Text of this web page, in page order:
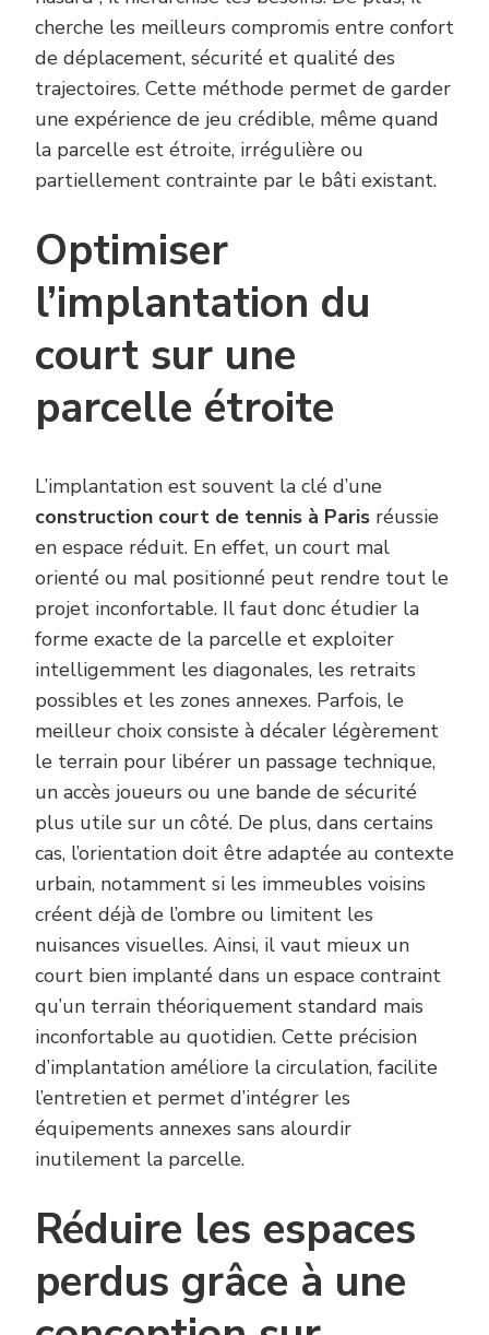
cherche les meilleurs compromis entre confort
de déplacement, sécurité et qualité des
trajectoires. Cette méthode permet de garder
une expérience de jeu crédible, même quand
la parcelle est étroite, irrégulière ou
partiellement contrainte par le bâti existant.
Optimiser
l’implantation du
court sur une
parcelle étroite
L’implantation est souvent la clé d’une
construction court de tennis à Paris réussie
en espace réduit. En effet, un court mal
orienté ou mal positionné peut rendre tout le
projet inconfortable. Il faut donc étudier la
forme exacte de la parcelle et exploiter
intelligemment les diagonales, les retraits
possibles et les zones annexes. Parfois, le
meilleur choix consiste à décaler légèrement
le terrain pour libérer un passage technique,
un accès joueurs ou une bande de sécurité
plus utile sur un côté. De plus, dans certains
cas, l’orientation doit être adaptée au contexte
urbain, notamment si les immeubles voisins
créent déjà de l’ombre ou limitent les
nuisances visuelles. Ainsi, il vaut mieux un
court bien implanté dans un espace contraint
qu’un terrain théoriquement standard mais
inconfortable au quotidien. Cette précision
d’implantation améliore la circulation, facilite
l’entretien et permet d’intégrer les
équipements annexes sans alourdir
inutilement la parcelle.
Réduire les espaces
perdus grâce à une